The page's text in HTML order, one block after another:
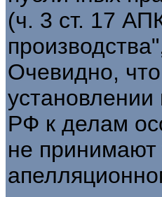
(ч. 3 ст. 17
Очевидно,
РФ к делам
не принимают